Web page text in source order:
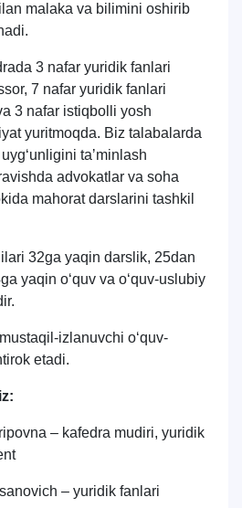
malaka va bilimini oshirib
3 nafar yuridik fanlari
7 nafar yuridik fanlari
3 nafar istiqbolli yosh
yuritmoqda. Biz talabalarda
taʼminlash
advokatlar va soha
mahorat darslarini tashkil
32ga yaqin darslik, 25dan
yaqin o‘quv va o‘quv-uslubiy
izlanuvchi o‘quv-
etadi.
– kafedra mudiri, yuridik
– yuridik fanlari